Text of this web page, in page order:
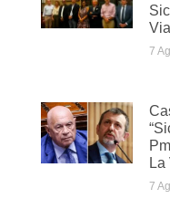
7
La
7